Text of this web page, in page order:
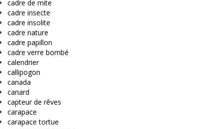
cadre de mite
cadre insecte
cadre insolite
cadre nature
cadre papillon
cadre verre bombé
calendrier
callipogon
canada
canard
capteur de rêves
carapace
carapace tortue